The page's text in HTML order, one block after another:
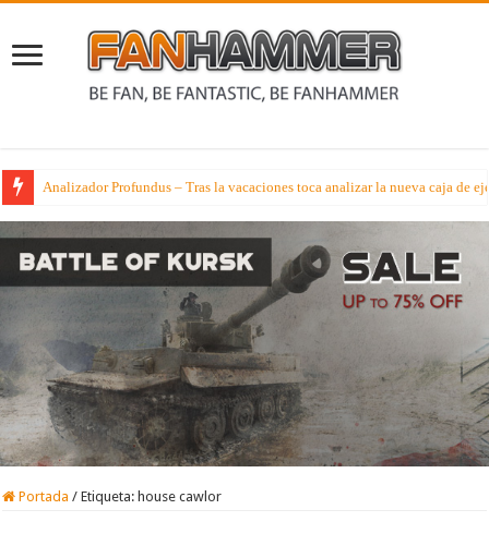
Analizador Profundus – Tras la vacaciones toca analizar la nueva caja de
Portada / Etiqueta: house cawlor